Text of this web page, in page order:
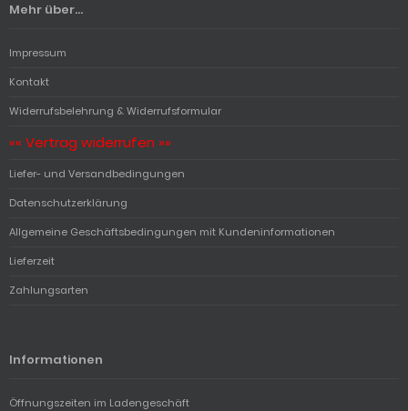
Mehr über...
Impressum
Kontakt
Widerrufsbelehrung & Widerrufsformular
«« Vertrag widerrufen »»
Liefer- und Versandbedingungen
Datenschutzerklärung
Allgemeine Geschäftsbedingungen mit Kundeninformationen
Lieferzeit
Zahlungsarten
Informationen
Öffnungszeiten im Ladengeschäft